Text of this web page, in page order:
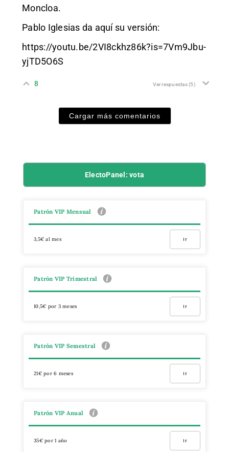
Moncloa.
Pablo Iglesias da aquí su versión:
https://youtu.be/2VI8ckhz86k?is=7Vm9Jbu-
yjTD5O6S
8 Ver respuestas(5)
Cargar más comentarios
ElectoPanel: vota
Patrón VIP Mensual
3,5€ al mes Ir
Patrón VIP Trimestral
10,5€ por 3 meses Ir
Patrón VIP Semestral
21€ por 6 meses Ir
Patrón VIP Anual
35€ por 1 año Ir